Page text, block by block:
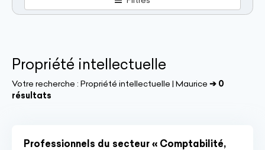
Propriété intellectuelle
Votre recherche : Propriété intellectuelle | Maurice ➔ 0
résultats
Professionnels du secteur « Comptabilité,